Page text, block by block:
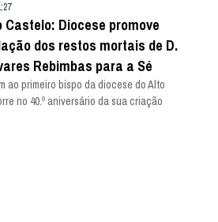
Castelo: Diocese promove
dos restos mortais de D.
Rebimbas para a Sé
ao primeiro bispo da diocese do Alto
no 40.º aniversário da sua criação